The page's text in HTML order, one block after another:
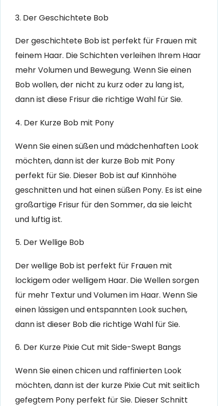
3. Der Geschichtete Bob
Der geschichtete Bob ist perfekt für Frauen mit
feinem Haar. Die Schichten verleihen Ihrem Haar
mehr Volumen und Bewegung. Wenn Sie einen
Bob wollen, der nicht zu kurz oder zu lang ist,
dann ist diese Frisur die richtige Wahl für Sie.
4. Der Kurze Bob mit Pony
Wenn Sie einen süßen und mädchenhaften Look
möchten, dann ist der kurze Bob mit Pony
perfekt für Sie. Dieser Bob ist auf Kinnhöhe
geschnitten und hat einen süßen Pony. Es ist eine
großartige Frisur für den Sommer, da sie leicht
und luftig ist.
5. Der Wellige Bob
Der wellige Bob ist perfekt für Frauen mit
lockigem oder welligem Haar. Die Wellen sorgen
für mehr Textur und Volumen im Haar. Wenn Sie
einen lässigen und entspannten Look suchen,
dann ist dieser Bob die richtige Wahl für Sie.
6. Der Kurze Pixie Cut mit Side-Swept Bangs
Wenn Sie einen chicen und raffinierten Look
möchten, dann ist der kurze Pixie Cut mit seitlich
gefegtem Pony perfekt für Sie. Dieser Schnitt